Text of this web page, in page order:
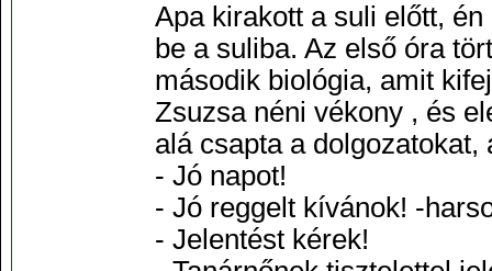
Apa kirakott a suli előtt,
be a suliba. Az első óra
második biológia, amit
Zsuzsa néni vékony , és
alá csapta a
- Jó napot!
- Jó reggelt kívánok! -
- Jelentést kérek!